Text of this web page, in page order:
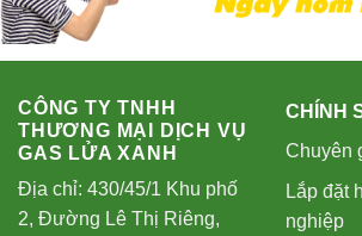
CÔNG TY TNHH
THƯƠNG MẠI DỊCH VỤ
GAS LỬA XANH
Địa chỉ: 430/45/1 Khu phố
2, Đường Lê Thị Riêng,
CHÍNH
Chuyên
Lắp đặt
nghiệp